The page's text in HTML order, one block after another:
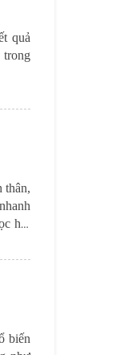
quả
trong
thân,
hỏi
biến